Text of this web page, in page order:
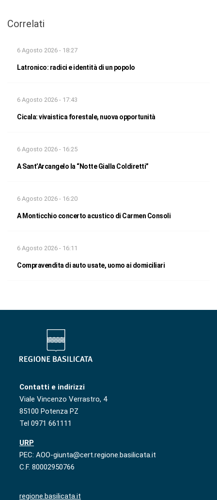
Correlati
6 Agosto 2026 - 18:27
Latronico: radici e identità di un popolo
6 Agosto 2026 - 17:43
Cicala: vivaistica forestale, nuova opportunità
6 Agosto 2026 - 16:25
A Sant’Arcangelo la “Notte Gialla Coldiretti”
6 Agosto 2026 - 16:20
A Monticchio concerto acustico di Carmen Consoli
6 Agosto 2026 - 16:11
Compravendita di auto usate, uomo ai domiciliari
Contatti e indirizzi
Viale Vincenzo Verrastro, 4
85100 Potenza PZ
Tel 0971 661111
URP
PEC: AOO-giunta@cert.regione.basilicata.it
C.F. 80002950766
regione.basilicata.it